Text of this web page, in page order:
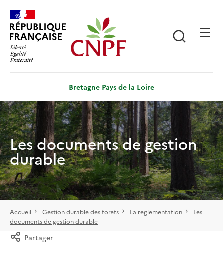
contenu
principal
Bretagne Pays de la Loire
Les documents de gestion
durable
Accueil Gestion durable des forets La reglementation
Les
documents de gestion durable
Partager